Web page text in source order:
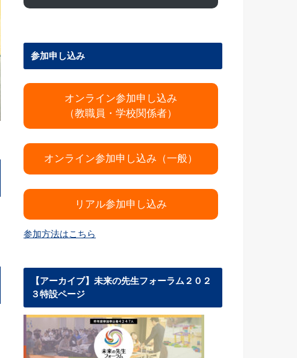
参加申し込み
オンライン参加申し込み
（教職員・学校関係者）
オンライン参加申し込み（一般）
リアル参加申し込み
参加方法はこちら
【アーカイブ】未来の先生フォーラム２０２
３特設ページ